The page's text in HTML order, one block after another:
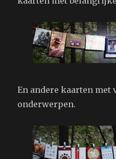
En andere kaarten met
onderwerpen.